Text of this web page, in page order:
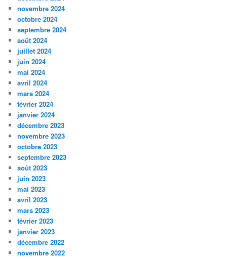
novembre 2024
octobre 2024
septembre 2024
août 2024
juillet 2024
juin 2024
mai 2024
avril 2024
mars 2024
février 2024
janvier 2024
décembre 2023
novembre 2023
octobre 2023
septembre 2023
août 2023
juin 2023
mai 2023
avril 2023
mars 2023
février 2023
janvier 2023
décembre 2022
novembre 2022